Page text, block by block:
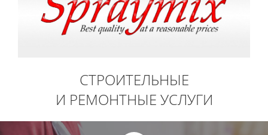
СТРОИТЕЛЬНЫЕ
И РЕМОНТНЫЕ УСЛУГИ